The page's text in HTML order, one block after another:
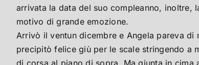
arrivata la data del suo compleanno, inoltre,
motivo di grande emozione.
Arrivò il ventun dicembre e Angela pareva di
precipitò felice giù per le scale stringendo a